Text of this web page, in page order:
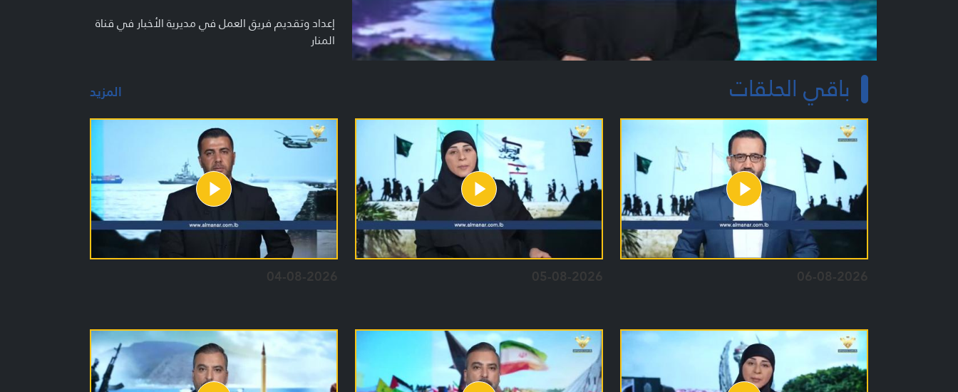
إعداد وتقديم فريق العمل في مديرية الأخبار في قناة
المنار
باقي الحلقات المزيد
06-08-2026
05-08-2026
04-08-2026